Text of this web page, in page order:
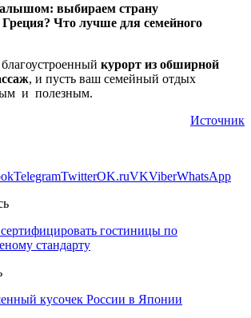
выбираем страну
Что лучше для семейного
курорт из обширной
, и пусть ваш семейный отдых
и полезным.
Источник
TelegramTwitterOK.ruVKViberWhatsApp
сертифицировать гостиницы по
стандарту
кусочек России в Японии